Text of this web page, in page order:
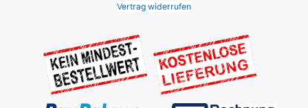
Vertrag widerrufen